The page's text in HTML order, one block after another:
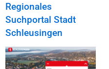
Regionales
Suchportal Stadt
Schleusingen